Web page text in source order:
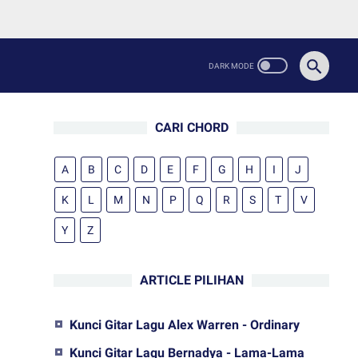
CARI CHORD
A B C D E F G H I J
K L M N P Q R S T V
Y Z
ARTICLE PILIHAN
Kunci Gitar Lagu Alex Warren - Ordinary
Kunci Gitar Lagu Bernadya - Lama-Lama